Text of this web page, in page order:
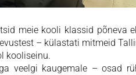
meie kooli klassid
– külastati mitmeid
kooliseinu.
veelgi kaugemale – osad